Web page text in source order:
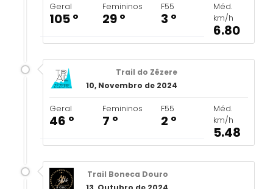
Geral
105 º
Femininos
29 º
F55
3 º
Méd.
km/h
6.80
Trail do Zêzere
10, Novembro de 2024
Geral
46 º
Femininos
7 º
F55
2 º
Méd.
km/h
5.48
Trail Boneca Douro